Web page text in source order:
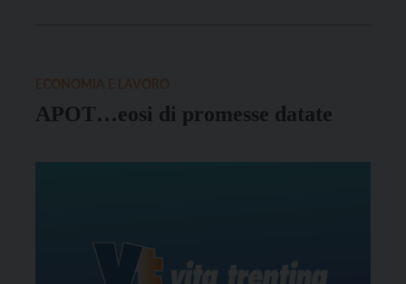
APOT…eosi di promesse datate